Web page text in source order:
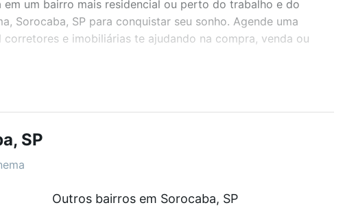
um bairro mais residencial ou perto do trabalho e do
Sorocaba, SP para conquistar seu sonho. Agende uma
e imobiliárias te ajudando na compra, venda ou
usar os filtros como quantidade de quartos, suítes, com
academia, salão de festas ou área verde e encontrar
Sorocaba, SP que custam a partir de R$ 0 e com nossas
SP
Outros bairros em Sorocaba, SP